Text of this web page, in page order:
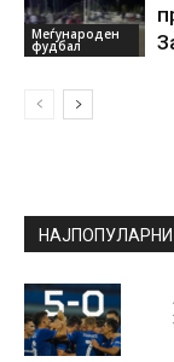
Меѓународен
фудбал